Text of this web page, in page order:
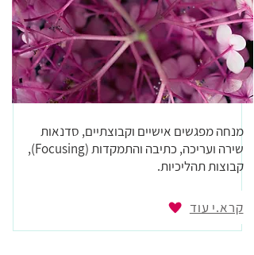
מנחה מפגשים אישיים וקבוצתיים, סדנאות
שירה ועריכה, כתיבה והתמקדות (Focusing),
קבוצות תהליכיות.​
קרא.י עוד